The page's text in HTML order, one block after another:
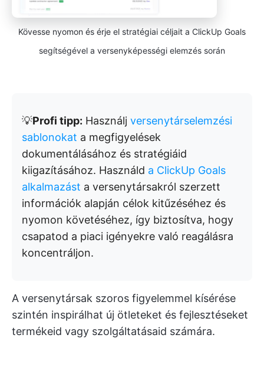
Kövesse nyomon és érje el stratégiai céljait a ClickUp Goals
segítségével a versenyképességi elemzés során
💡Profi tipp: Használj versenytárselemzési
sablonokat a megfigyelések
dokumentálásához és stratégiáid
kiigazításához. Használd a ClickUp Goals
alkalmazást a versenytársakról szerzett
információk alapján célok kitűzéséhez és
nyomon követéséhez, így biztosítva, hogy
csapatod a piaci igényekre való reagálásra
koncentráljon.
A versenytársak szoros figyelemmel kísérése
szintén inspirálhat új ötleteket és fejlesztéseket
termékeid vagy szolgáltatásaid számára.